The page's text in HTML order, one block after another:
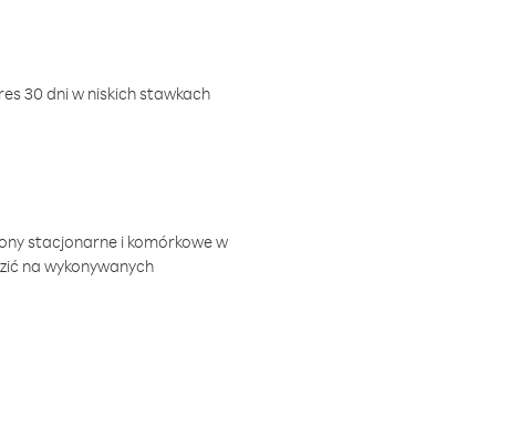
30 dni w niskich stawkach
stacjonarne i komórkowe w
na wykonywanych